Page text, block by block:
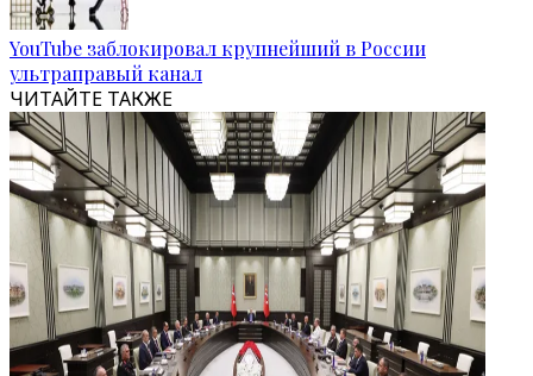
YouTube заблокировал крупнейший в России
ультраправый канал
ЧИТАЙТЕ ТАКЖЕ